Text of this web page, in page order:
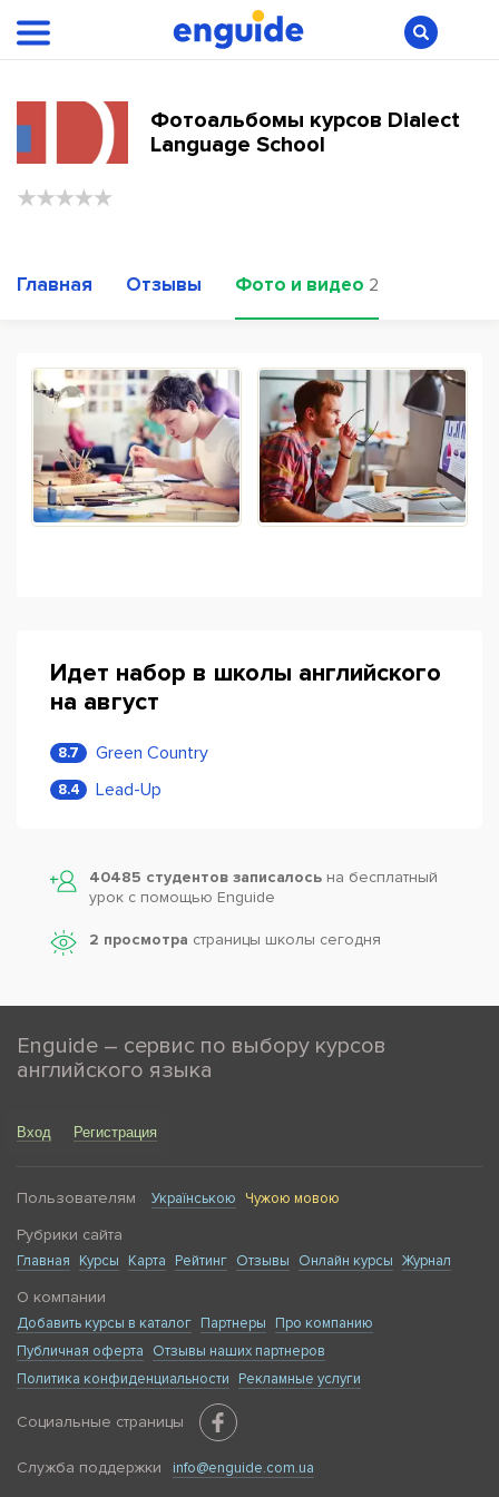
Фотоальбомы курсов Dialect
Language School
Главная Отзывы Фото и видео 2
Идет набор в школы английского
на август
8.7 Green Country
8.4 Lead-Up
40485 студентов записалось на бесплатный
урок с помощью Enguide
2 просмотра страницы школы сегодня
Enguide – сервис по выбору курсов
английского языка
Вход Регистрация
Пользователям Українською Чужою мовою
Рубрики сайта
Главная Курсы Карта Рейтинг Отзывы Онлайн курсы Журнал
О компании
Добавить курсы в каталог Партнеры
Про компанию
Публичная оферта
Отзывы наших партнеров
Политика конфиденциальности
Рекламные услуги
Социальные страницы
Служба поддержки info@enguide.com.ua